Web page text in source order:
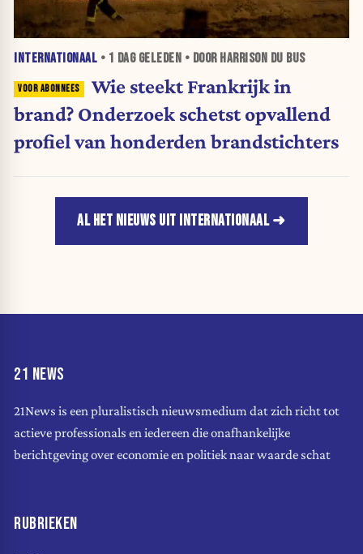
INTERNATIONAAL • 1 DAGGELEDEN • DOOR HARRISON DU BUS
Wie steekt Frankrijk in
brand? Onderzoek schetst opvallend
profiel van honderden brandstichters
AL HET NIEUWS UIT INTERNATIONAAL
21 NEWS
21News is een pluralistisch nieuwsmedium dat zich richt tot
actieve professionals en iedereen die onafhankelijke
berichtgeving over economie en politiek naar waarde schat
RUBRIEKEN